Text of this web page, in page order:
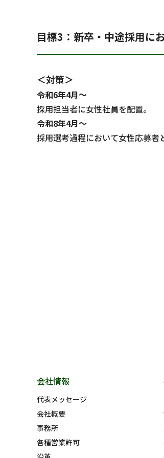
目標3：新卒・中途採用に
＜対策＞
令和6年4月～
採用担当者に女性社員を配置。
令和8年4月～
採用選考過程において女性応募者
会社情報
代表メッセージ
会社概要
事務所
各種営業許可